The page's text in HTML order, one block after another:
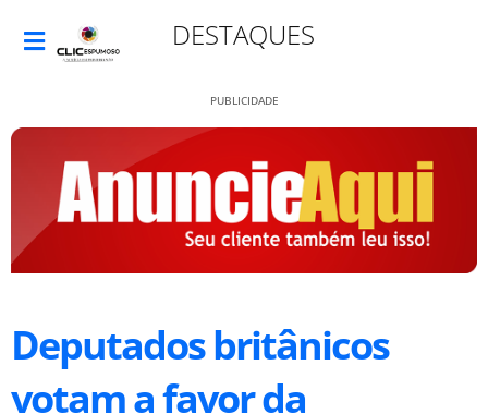
DESTAQUES
PUBLICIDADE
Deputados britânicos
votam a favor da